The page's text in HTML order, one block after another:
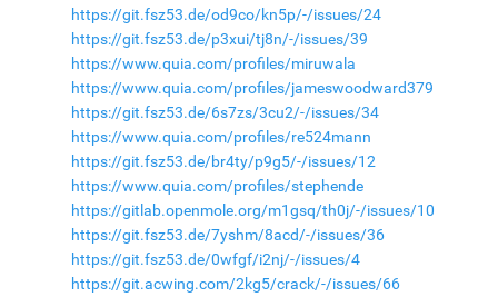
https://git.fsz53.de/od9co/kn5p/-/issues/24
https://git.fsz53.de/p3xui/tj8n/-/issues/39
https://www.quia.com/profiles/miruwala
https://www.quia.com/profiles/jameswoodward379
https://git.fsz53.de/6s7zs/3cu2/-/issues/34
https://www.quia.com/profiles/re524mann
https://git.fsz53.de/br4ty/p9g5/-/issues/12
https://www.quia.com/profiles/stephende
https://gitlab.openmole.org/m1gsq/th0j/-/issues/10
https://git.fsz53.de/7yshm/8acd/-/issues/36
https://git.fsz53.de/0wfgf/i2nj/-/issues/4
https://git.acwing.com/2kg5/crack/-/issues/66